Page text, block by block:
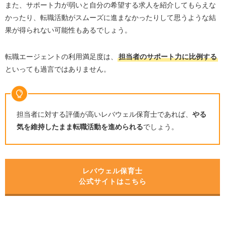
また、サポート力が弱いと自分の希望する求人を紹介してもらえな
かったり、転職活動がスムーズに進まなかったりして思うような結
果が得られない可能性もあるでしょう。
転職エージェントの利用満足度は、
担当者のサポート力に比例する
といっても過言ではありません。
担当者に対する評価が高いレバウェル保育士であれば、 やる
気を維持したまま転職活動を進められるでしょう。
レバウェル保育士
公式サイトはこちら